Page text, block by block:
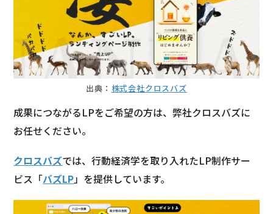
出典： 株式会社クロスバズ
成果につながるLPをご希望の方は、弊社クロスバズに
お任せください。
クロスバズでは、行動経済学を取り入れたLP制作サー
ビス「バズLP」を提供しています。